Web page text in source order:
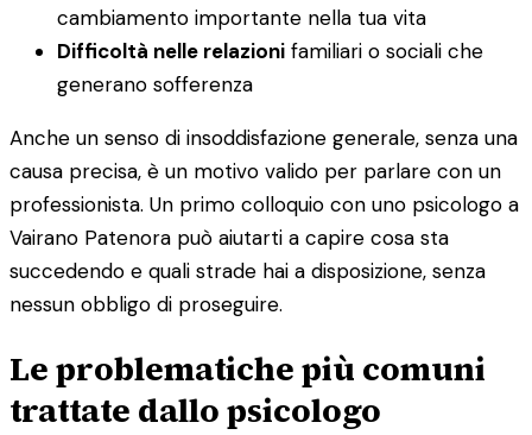
cambiamento importante nella tua vita
Difficoltà nelle relazioni familiari o sociali che
generano sofferenza
Anche un senso di insoddisfazione generale, senza una
causa precisa, è un motivo valido per parlare con un
professionista. Un primo colloquio con uno psicologo a
Vairano Patenora può aiutarti a capire cosa sta
succedendo e quali strade hai a disposizione, senza
nessun obbligo di proseguire.
Le problematiche più comuni
trattate dallo psicologo